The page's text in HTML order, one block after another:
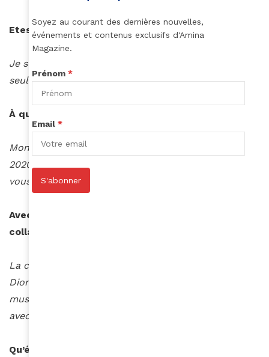
Etes-vous auteur, compositeur, interprète ?
Je suis auteur et interprète, il m’est arrivé d’être
seulement interprète.
À quand la sortie de votre premier album ?
Mon premier album va sortir dans le courant de
2020, donc tenez-vous prêts lol je suis pressée de
vous le présenter!
Avec quel autre artiste souhaiteriez-vous
collaborer ?
La collaboration de mes rêves ça serait avec Céline
Dion, c’est une des raisons de mon amour pour la
musique. Tayc, Jul et Ninho sont aussi des artistes
avec lesquels ça me plairait de collaborer.
Qu’écoutez-vous en boucle actuellement comme
Soyez au courant des dernières nouvelles,
événements et contenus exclusifs d'Amina
Magazine.
Prénom *
Email *
S'abonner